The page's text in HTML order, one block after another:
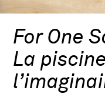
For One
La